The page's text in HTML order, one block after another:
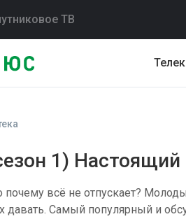
ТВ
1) Настоящий
всё не отпускает?
давать. Самый популярный и